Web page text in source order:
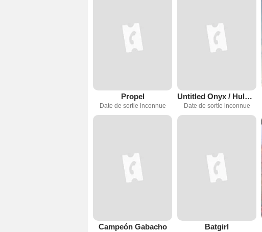
Propel
Date de sortie inconnue
Untitled Onyx / Hulu Series
Date de sortie inconnue
Campeón Gabacho Batgirl